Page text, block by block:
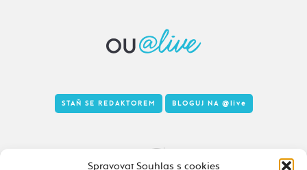
Spravovat Souhlas s cookies
Tady to taky žije
STAŇ SE REDAKTOREM BLOGUJ NA @live